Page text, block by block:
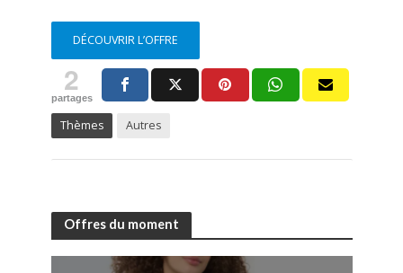
DÉCOUVRIR L’OFFRE
2
partages
Thèmes Autres
Offres du moment